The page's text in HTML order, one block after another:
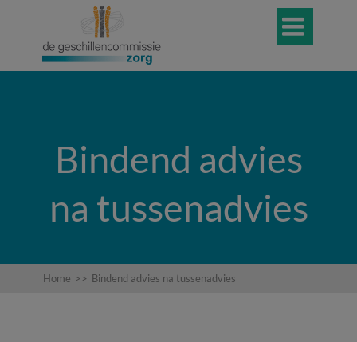

Bindend advies
na tussenadvies
Home >> Bindend advies na tussenadvies